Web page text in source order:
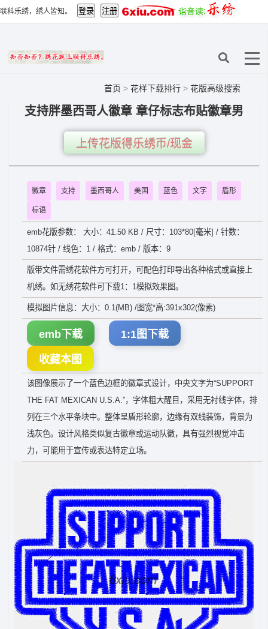
联科乐绣，绣人皆知。
首页 > 花样下载排行 > 花版高级搜索
支持胖墨西哥人徽章 章仔标志布贴徽章男
上传花版得乐绣币/现金
徽章 支持 墨西哥人 美国 蓝色 文字 盾形
标语
emb花版参数： 大小：41.50 KB / 尺寸：103*80[毫米] / 针数：
10874针 / 线色：1 / 格式：emb / 版本：9
版带文件需绣花软件方可打开，可配色打印导出各种格式或直接上
机绣。如无绣花软件可下载1：1模拟效果图。
模拟图片信息：大小：0.1(MB) /图宽*高:391x302(像素)
emb下载 1:1图下载
收藏本图
该图像展示了一个蓝色边框的徽章式设计，中央文字为“SUPPORT
THE FAT MEXICAN U.S.A.”，字体粗大醒目，采用无衬线字体，排
列在三个水平条块中。整体呈盾形轮廓，边缘有双线装饰，背景为
浅灰色。设计风格类似复古徽章或运动队徽，具有强烈视觉冲击
力，可能用于宣传或表达特定立场。